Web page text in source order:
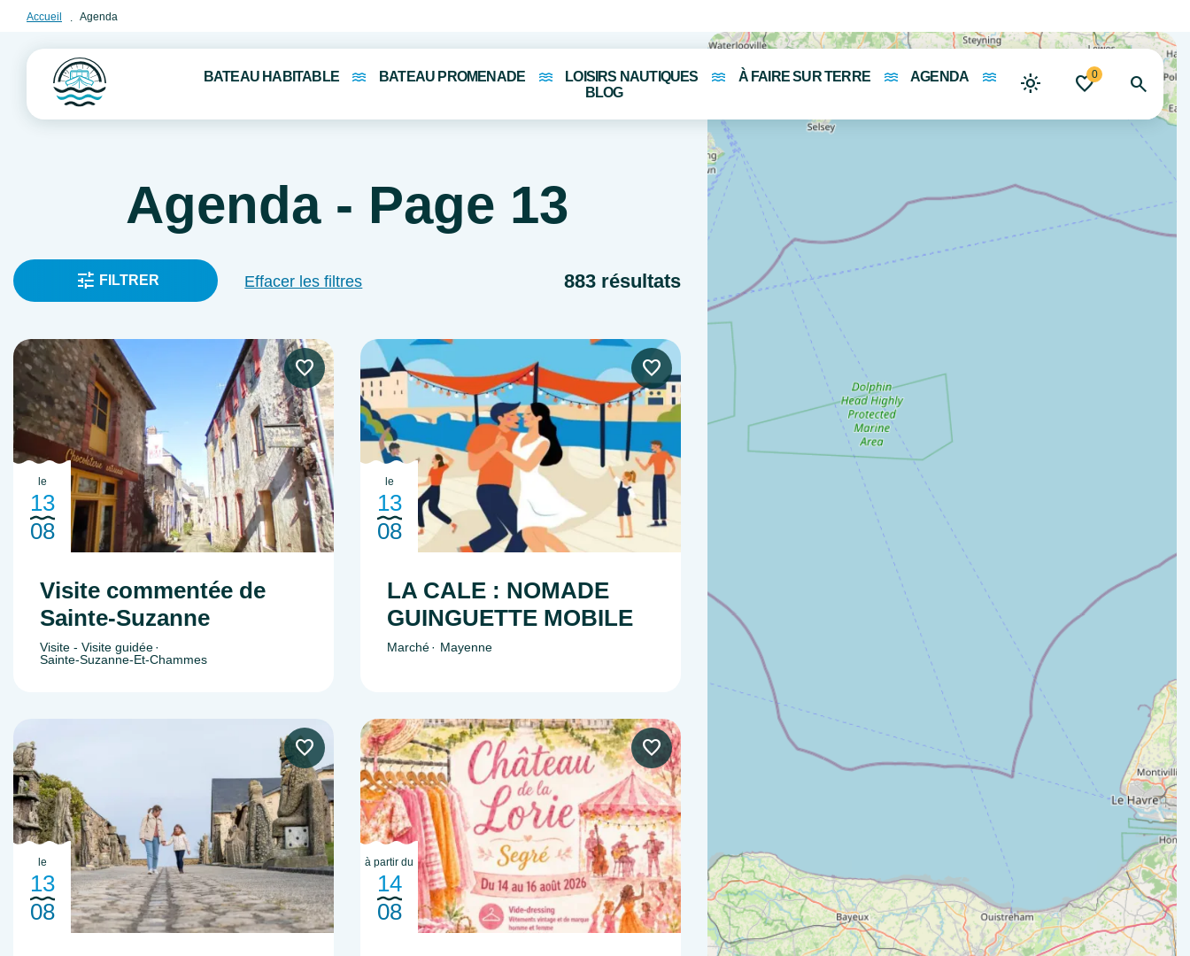
Accueil Agenda
BATEAU HABITABLE BATEAU PROMENADE LOISIRS NAUTIQUES À FAIRE SUR TERRE
AGENDA
BLOG
0
Agenda - Page 13
FILTRER Effacer les filtres 883 résultats
le
13
08
Visite commentée de
Sainte-Suzanne
Visite - Visite guidée
Sainte-Suzanne-Et-Chammes
le
13
08
LA CALE : NOMADE
GUINGUETTE MOBILE
Marché Mayenne
le
13
08
à partir du
14
08
Rechercher quand je déplace la carte